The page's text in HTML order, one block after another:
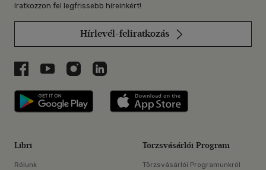
Iratkozzon fel legfrissebb híreinkért!
Hírlevél-feliratkozás
Libri a Facebookon
Libri a Youtube-on
Libri az Instagramon
Libri a LinkedInen
Libri applikáció Szerezd meg: Google
Libri
Rólunk
Törzsvásárlói Program
Törzsvásárlói Programunkról